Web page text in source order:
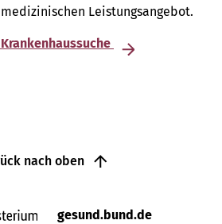
Leistungsangebot.
nach oben
gesund.bund.de